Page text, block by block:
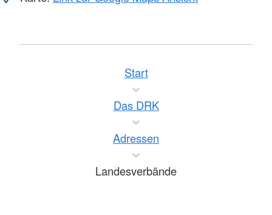
Start
Das DRK
Adressen
Landesverbände